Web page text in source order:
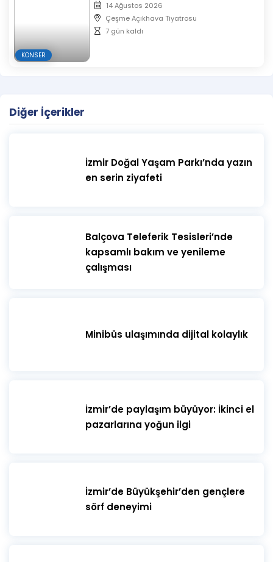
KONSER
14 Ağustos 2026
Çeşme Açıkhava Tiyatrosu
7 gün kaldı
Diğer İçerikler
İzmir Doğal Yaşam Parkı’nda yazın
en serin ziyafeti
​Balçova Teleferik Tesisleri’nde
kapsamlı bakım ve yenileme
çalışması
Minibüs ulaşımında dijital kolaylık
İzmir’de paylaşım büyüyor: İkinci el
pazarlarına yoğun ilgi
İzmir’de Büyükşehir’den gençlere
sörf deneyimi